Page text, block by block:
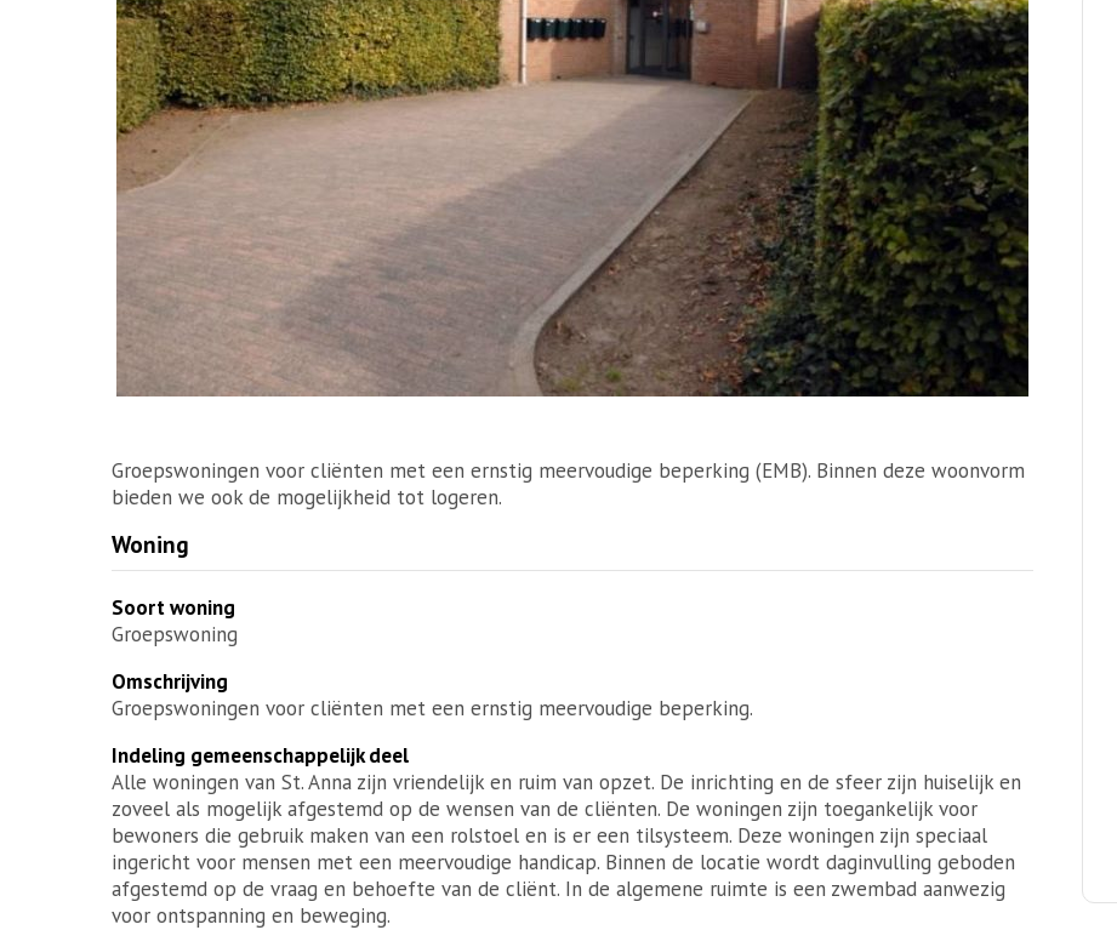
Groepswoningen voor cliënten met een ernstig meervoudige beperking (EMB). Binnen deze woonvorm
bieden we ook de mogelijkheid tot logeren.
Woning
Soort woning
Groepswoning
Omschrijving
Groepswoningen voor cliënten met een ernstig meervoudige beperking.
Indeling gemeenschappelijk deel
Alle woningen van St. Anna zijn vriendelijk en ruim van opzet. De inrichting en de sfeer zijn huiselijk en
zoveel als mogelijk afgestemd op de wensen van de cliënten. De woningen zijn toegankelijk voor
bewoners die gebruik maken van een rolstoel en is er een tilsysteem. Deze woningen zijn speciaal
ingericht voor mensen met een meervoudige handicap. Binnen de locatie wordt daginvulling geboden
afgestemd op de vraag en behoefte van de cliënt. In de algemene ruimte is een zwembad aanwezig
voor ontspanning en beweging.